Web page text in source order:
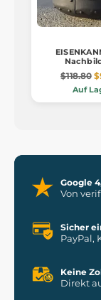
$118.80
Auf
Google
Von
Sicher
PayPal,
Keine
Direkt